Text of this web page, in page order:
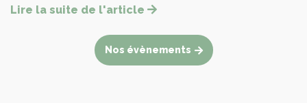
Lire la suite de l'article
Nos évènements